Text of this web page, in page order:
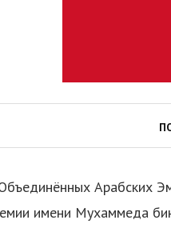
Арабских
имени Мухаммеда